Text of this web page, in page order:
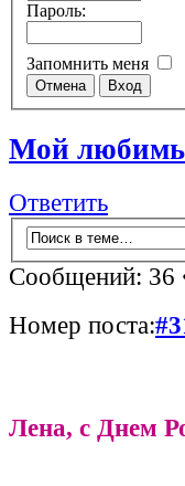
Пароль:
Запомнить меня
Мой
Ответить
Сообщений: 36
Номер поста:
Лена, с Днем